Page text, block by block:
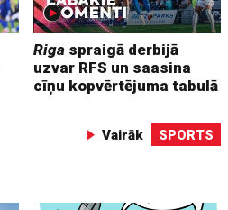
Riga spraigā derbijā
uzvar RFS un saasina
cīņu kopvērtējuma tabulā
Vairāk SPORTS